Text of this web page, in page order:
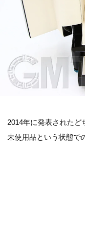
2014年に発表されたど
未使用品という状態で